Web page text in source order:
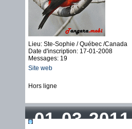
Lieu: Ste-Sophie / Québec /Canada
Date d'inscription: 17-01-2008
Messages: 19
Site web
Hors ligne
01-03-